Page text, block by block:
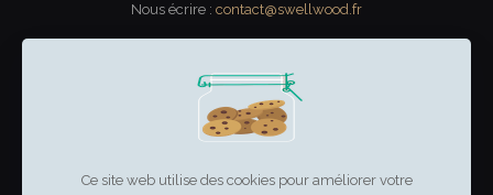
Nous écrire : contact@swellwood.fr
France
Ce site web utilise des cookies pour améliorer votre